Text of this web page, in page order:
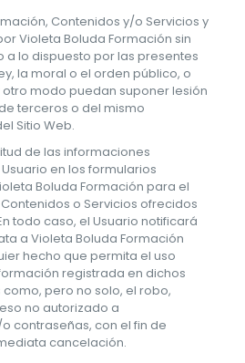
Contenidos y/o Servicios y
Violeta Boluda Formación sin
a lo dispuesto por las presentes
la moral o el orden público, o
modo puedan suponer lesión
terceros o del mismo
Sitio Web.
de las informaciones
en los formularios
Boluda Formación para el
o Servicios ofrecidos
todo caso, el Usuario notificará
a Violeta Boluda Formación
hecho que permita el uso
registrada en dichos
pero no solo, el robo,
no autorizado a
contraseñas, con el fin de
cancelación.